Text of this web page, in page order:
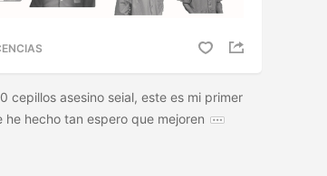
cepillos asesino seial, este es mi primer
hecho tan espero que mejoren